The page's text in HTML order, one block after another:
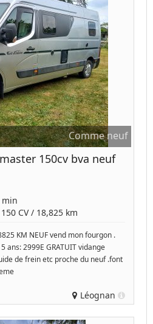
Comme neuf
150cv bva neuf
min
150 CV / 18,825 km
KM NEUF vend mon fourgon .
ans: 2999E GRATUIT vidange
de frein etc proche du neuf .font
Léognan